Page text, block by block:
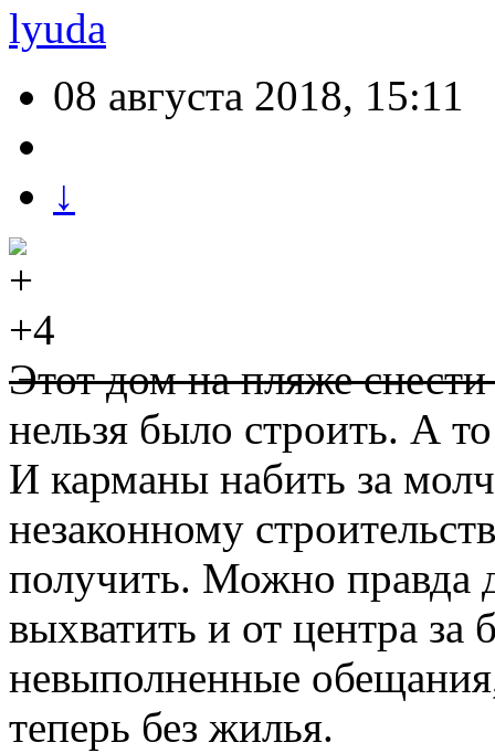
lyuda
08 августа 2018, 15:11
↓
+4
Этот дом на пляже снести
нельзя было строить. А
И карманы набить за
незаконному
получить. Можно правда
выхватить и от центра за
невыполненные
теперь без жилья.